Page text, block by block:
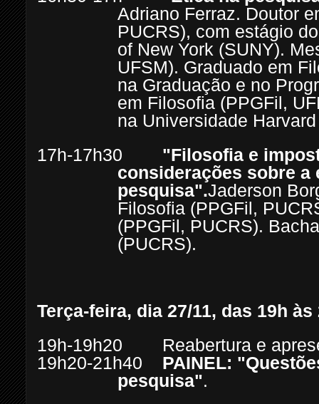
Adriano Ferraz. Doutor
PUCRS), com estágio
of New York (SUNY).
UFSM). Graduado em
na Graduação e no
em Filosofia (PPGFil,
na Universidade
17h-17h30 "Filosofia e
considerações sobre a
pesquisa".Jaderson
Filosofia (PPGFil,
(PPGFil, PUCRS).
(PUCRS).
Terça-feira, dia 27/11, das 19h às
19h-19h20 Reabertura e
19h20-21h40 PAINEL:
pesquisa".